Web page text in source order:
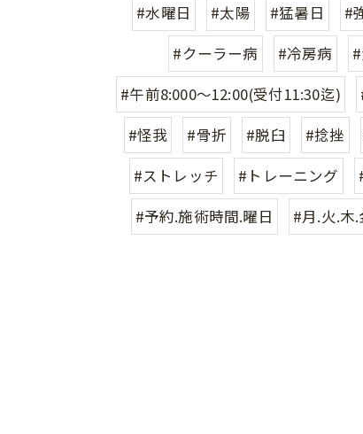
#水曜日 #太陽 #猛暑日 #
#クーラー病
#冷房病
#午前8:000〜12:00(受付11:30迄)
#怪我
#骨折 #脱臼 #捻挫
#ストレッチ
#トレーニング
#予約.施術時間.曜日
#月.火.木